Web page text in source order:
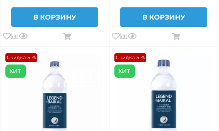
В КОРЗИНУ В КОРЗИНУ
Скидка 5 % Скидка 5 %